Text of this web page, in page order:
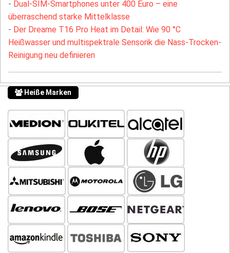
- Dual-SIM-Smartphones unter 400 Euro – eine
überraschend starke Mittelklasse
- Der Dreame T16 Pro Heat im Detail: Wie 90 °C
Heißwasser und multispektrale Sensorik die Nass-Trocken-
Reinigung neu definieren
Heiße Marken